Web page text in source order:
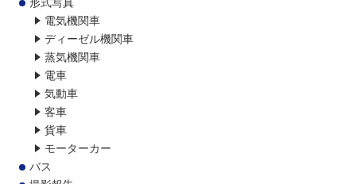
電気機関車
ディーゼル機関車
蒸気機関車
電車
気動車
客車
貨車
モーターカー
バス